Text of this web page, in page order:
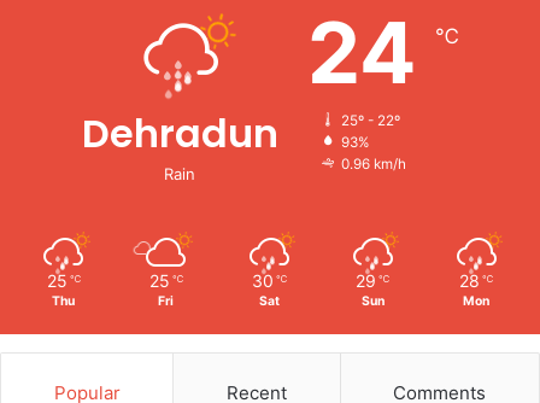
Dehradun
Rain
24 ℃
25º - 22º
93%
0.96 km/h
25 ℃
Thu
25 ℃
Fri
30 ℃
Sat
29 ℃
Sun
28 ℃
Mon
Popular Recent Comments